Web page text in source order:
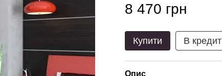
8 470 грн
Купити В кредит
Опис